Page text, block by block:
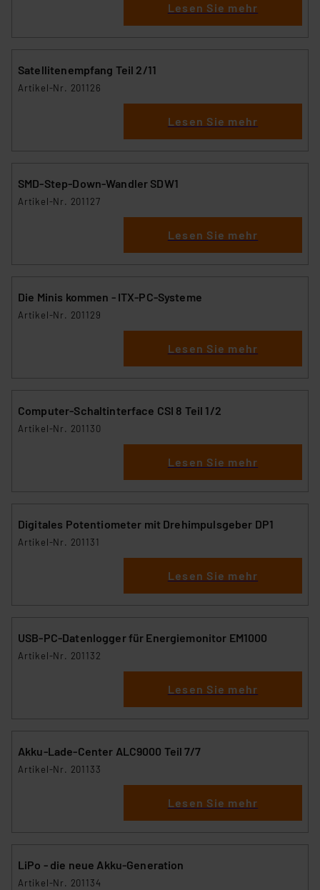
Lesen Sie mehr
Satellitenempfang Teil 2/11
Artikel-Nr. 201126
Lesen Sie mehr
SMD-Step-Down-Wandler SDW1
Artikel-Nr. 201127
Lesen Sie mehr
Die Minis kommen - ITX-PC-Systeme
Artikel-Nr. 201129
Lesen Sie mehr
Computer-Schaltinterface CSI 8 Teil 1/2
Artikel-Nr. 201130
Lesen Sie mehr
Digitales Potentiometer mit Drehimpulsgeber DP1
Artikel-Nr. 201131
Lesen Sie mehr
USB-PC-Datenlogger für Energiemonitor EM1000
Artikel-Nr. 201132
Lesen Sie mehr
Akku-Lade-Center ALC9000 Teil 7/7
Artikel-Nr. 201133
Lesen Sie mehr
LiPo - die neue Akku-Generation
Artikel-Nr. 201134